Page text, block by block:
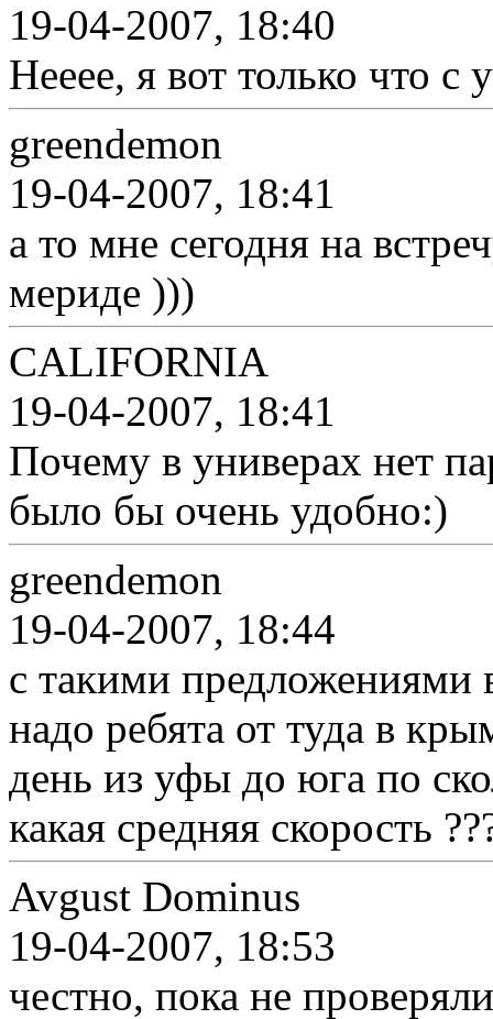
19-04-2007, 18:40
Нееее, я вот только что с
greendemon
19-04-2007, 18:41
а то мне сегодня на
мериде )))
CALIFORNIA
19-04-2007, 18:41
Почему в универах нет
было бы очень удобно:)
greendemon
19-04-2007, 18:44
с такими предложениями
надо ребята от туда в
день из уфы до юга по
какая средняя скорость
Avgust Dominus
19-04-2007, 18:53
честно, пока не